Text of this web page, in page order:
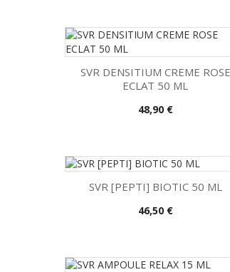
Vista rápida
SVR DENSITIUM CREME ROSE
ECLAT 50 ML
Precio
48,90 €
Vista rápida
SVR [PEPTI] BIOTIC 50 ML
Precio
46,50 €